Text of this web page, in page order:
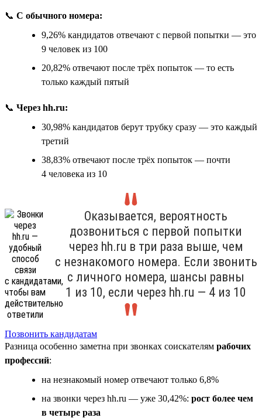
📞 С обычного номера:
9,26% кандидатов отвечают с первой попытки — это
9 человек из 100
20,82% отвечают после трёх попыток — то есть
только каждый пятый
📞 Через hh.ru:
30,98% кандидатов берут трубку сразу — это каждый
третий
38,83% отвечают после трёх попыток — почти
4 человека из 10
Оказывается, вероятность
дозвониться с первой попытки
через hh.ru в три раза выше, чем
с незнакомого номера. Если звонить
с личного номера, шансы равны
1 из 10, если через hh.ru — 4 из 10
Позвонить кандидатам
Разница особенно заметна при звонках соискателям рабочих
профессий:
на незнакомый номер отвечают только 6,8%
на звонки через hh.ru — уже 30,42%: рост более чем
в четыре раза